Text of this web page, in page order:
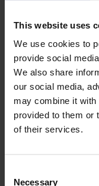
This website uses
We use cookies to
provide social
We also share
our social media,
may combine it with
provided to them or
of their services.
Necessary